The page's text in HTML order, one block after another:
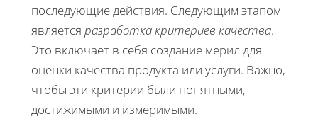
последующие действия. Следующим этапом
является разработка критериев качества.
Это включает в себя создание мерил для
оценки качества продукта или услуги. Важно,
чтобы эти критерии были понятными,
достижимыми и измеримыми.